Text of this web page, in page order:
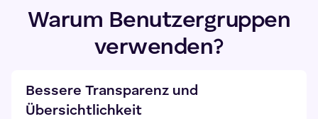
Warum Benutzergruppen
verwenden?
Bessere Transparenz und
Übersichtlichkeit